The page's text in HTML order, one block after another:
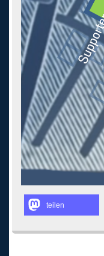
teilen